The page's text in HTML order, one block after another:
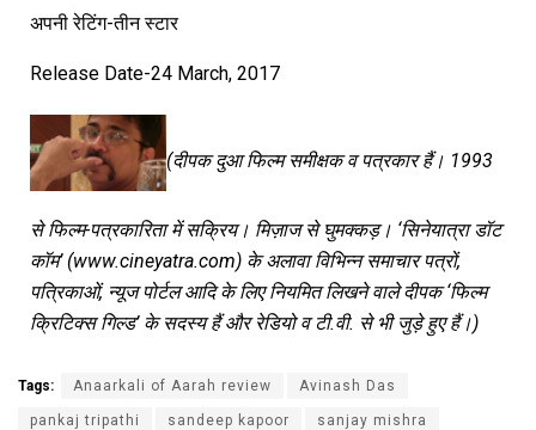
अपनी रेटिंग-तीन स्टार
Release Date-24 March, 2017
(दीपक दुआ फिल्म समीक्षक व पत्रकार हैं। 1993
से फिल्म-पत्रकारिता में सक्रिय। मिज़ाज से घुमक्कड़। ‘सिनेयात्रा डॉट
कॉम’ (www.cineyatra.com) के अलावा विभिन्न समाचार पत्रों,
पत्रिकाओं, न्यूज पोर्टल आदि के लिए नियमित लिखने वाले दीपक ‘फिल्म
क्रिटिक्स गिल्ड’ के सदस्य हैं और रेडियो व टी.वी. से भी जुड़े हुए हैं।)
Tags: Anaarkali of Aarah review Avinash Das
pankaj tripathi sandeep kapoor sanjay mishra